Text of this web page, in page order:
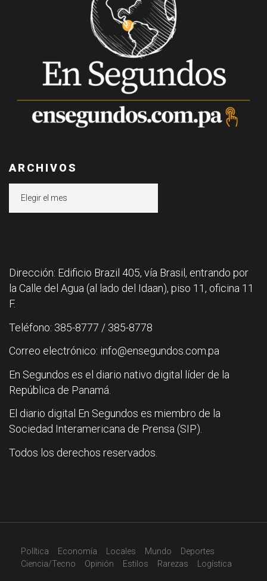
ARCHIVOS
Dirección: Edificio Brazil 405, vía Brasil, entrando por
la Calle del Agua (al lado del Idaan), piso 11, oficina 11
F.
Teléfono: 385-8777 / 385-8778
Correo electrónico: info@ensegundos.com.pa
En Segundos es el diario nativo digital líder de la
República de Panamá.
El diario digital En Segundos es miembro de la
Sociedad Interamericana de Prensa (SIP).
Todos los derechos reservados.
Política Economía Locales Mundo
Deportes
Ciencia/Tecno
Opinión Estilos Rarezas Logística